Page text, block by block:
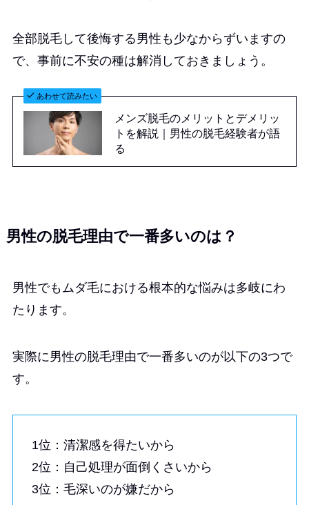
全部脱毛して後悔する男性も少なからずいますの
で、事前に不安の種は解消しておきましょう。
あわせて読みたい
メンズ脱毛のメリットとデメリッ
トを解説｜男性の脱毛経験者が語
る
男性の脱毛理由で一番多いのは？
男性でもムダ毛における根本的な悩みは多岐にわ
たります。
実際に男性の脱毛理由で一番多いのが以下の3つで
す。
1位：清潔感を得たいから
2位：自己処理が面倒くさいから
3位：毛深いのが嫌だから